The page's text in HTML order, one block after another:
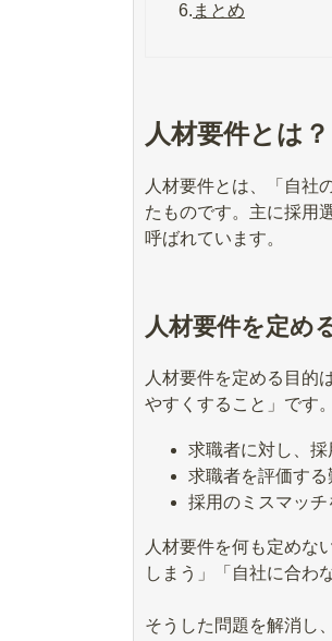
6. まとめ
人材要件とは？
人材要件とは、「自社
たものです。主に採用
呼ばれています。
人材要件を定め
人材要件を定める目的
やすくすること」です
求職者に対し、
求職者を評価す
採用のミスマッ
人材要件を何も定めな
しまう」「自社に合わ
そうした問題を解消し